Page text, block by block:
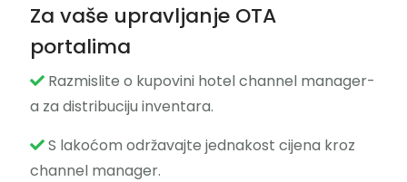
Za vaše upravljanje OTA
portalima
Razmislite o kupovini hotel channel manager-
a za distribuciju inventara.
S lakoćom održavajte jednakost cijena kroz
channel manager.